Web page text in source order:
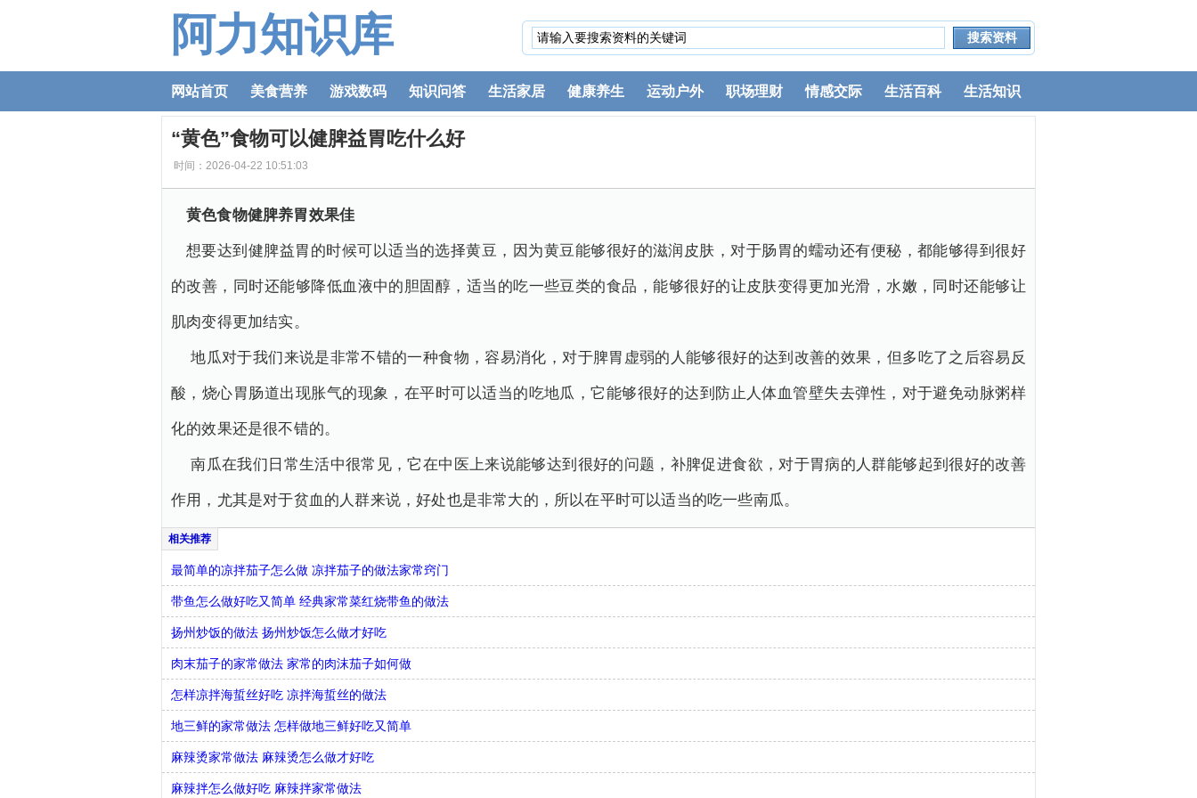
阿力知识库
网站首页 美食营养 游戏数码 知识问答 生活家居 健康养生 运动户外 职场理财 情感交际 生活百科 生活知识
“黄色”食物可以健脾益胃吃什么好
时间：2026-04-22 10:51:03
黄色食物健脾养胃效果佳
想要达到健脾益胃的时候可以适当的选择黄豆，因为黄豆能够很好的滋润皮肤，对于肠胃的蠕动还有便秘，都能够得到很好
的改善，同时还能够降低血液中的胆固醇，适当的吃一些豆类的食品，能够很好的让皮肤变得更加光滑，水嫩，同时还能够让
肌肉变得更加结实。
地瓜对于我们来说是非常不错的一种食物，容易消化，对于脾胃虚弱的人能够很好的达到改善的效果，但多吃了之后容易反
酸，烧心胃肠道出现胀气的现象，在平时可以适当的吃地瓜，它能够很好的达到防止人体血管壁失去弹性，对于避免动脉粥样
化的效果还是很不错的。
南瓜在我们日常生活中很常见，它在中医上来说能够达到很好的问题，补脾促进食欲，对于胃病的人群能够起到很好的改善
作用，尤其是对于贫血的人群来说，好处也是非常大的，所以在平时可以适当的吃一些南瓜。
最简单的凉拌茄子怎么做 凉拌茄子的做法家常窍门
带鱼怎么做好吃又简单 经典家常菜红烧带鱼的做法
扬州炒饭的做法 扬州炒饭怎么做才好吃
肉末茄子的家常做法 家常的肉沫茄子如何做
怎样凉拌海蜇丝好吃 凉拌海蜇丝的做法
地三鲜的家常做法 怎样做地三鲜好吃又简单
麻辣烫家常做法 麻辣烫怎么做才好吃
麻辣拌怎么做好吃 麻辣拌家常做法